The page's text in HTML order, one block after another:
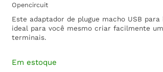
Opencircuit
Este adaptador de plugue macho USB
ideal para você mesmo criar facilmente
terminais.
Em estoque